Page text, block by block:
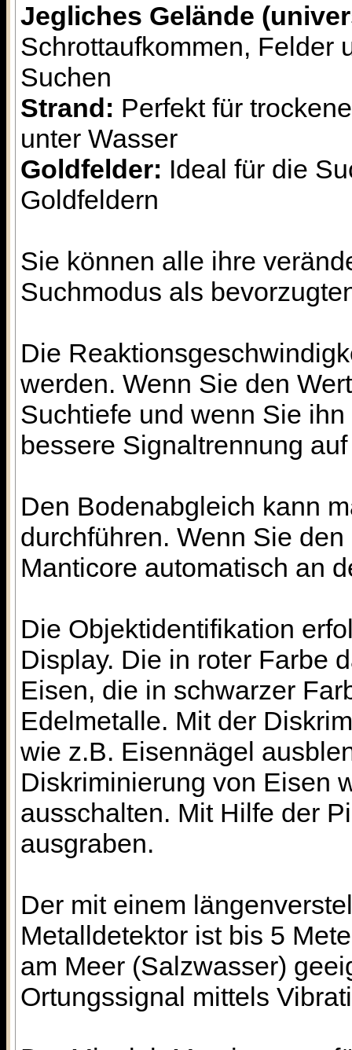
Jegliches Gelände
Schrottaufkommen, Felder
Suchen
Strand: Perfekt für
unter Wasser
Goldfelder: Ideal für die
Goldfeldern
Sie können alle ihre
Suchmodus als
Die
werden. Wenn Sie den
Suchtiefe und wenn Sie
bessere Signaltrennung
Den Bodenabgleich kann
durchführen. Wenn Sie
Manticore automatisch an
Die Objektidentifikation
Display. Die in roter Farbe
Eisen, die in schwarzer
Edelmetalle. Mit der
wie z.B. Eisennägel
Diskriminierung von Eisen
ausschalten. Mit Hilfe der
ausgraben.
Der mit einem
Metalldetektor ist bis 5
am Meer (Salzwasser)
Ortungssignal mittels